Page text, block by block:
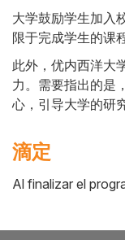
大学鼓励学生加入
限于完成学生的课
此外，优内西洋大
力。需要指出的是
心，引导大学的研
滴定
Al finalizar el